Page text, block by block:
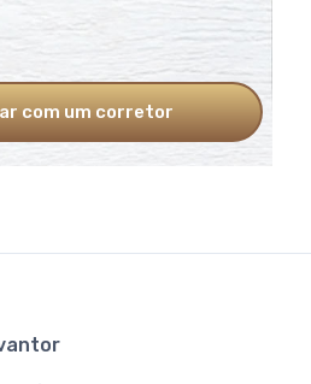
com um corretor